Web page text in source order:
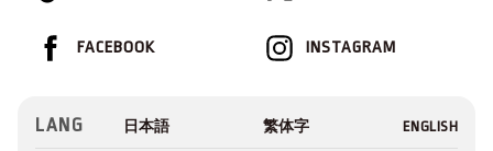
INSTAGRAM
FACEBOOK
LANG